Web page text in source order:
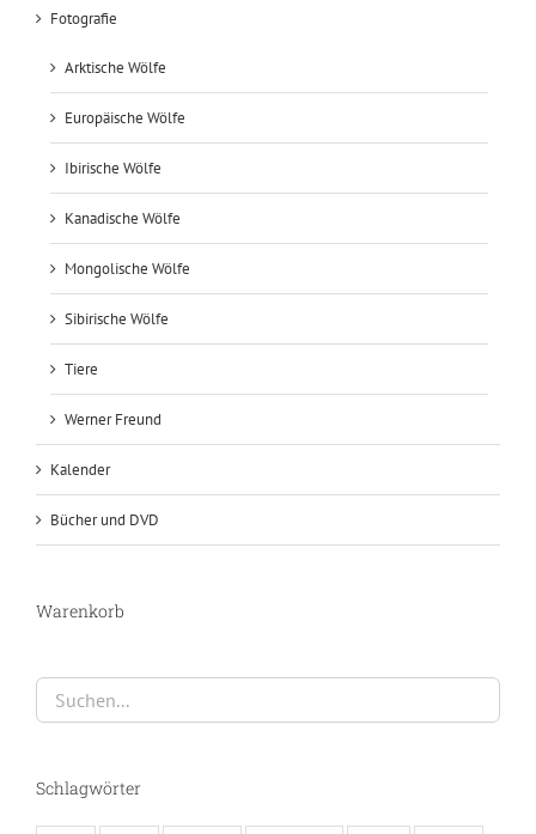
Fotografie
Arktische Wölfe
Europäische Wölfe
Ibirische Wölfe
Kanadische Wölfe
Mongolische Wölfe
Sibirische Wölfe
Tiere
Werner Freund
Kalender
Bücher und DVD
Warenkorb
Schlagwörter